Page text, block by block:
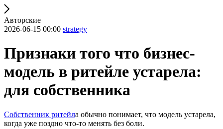
Авторские
2026-06-15 00:00 strategy
Признаки того что бизнес-
модель в ритейле устарела:
для собственника
Собственник ритейла обычно понимает, что модель устарела,
когда уже поздно что-то менять без боли.